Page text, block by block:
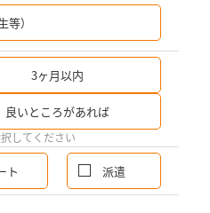
）
3ヶ月以内
良いところがあれば
してください
ト 派遣